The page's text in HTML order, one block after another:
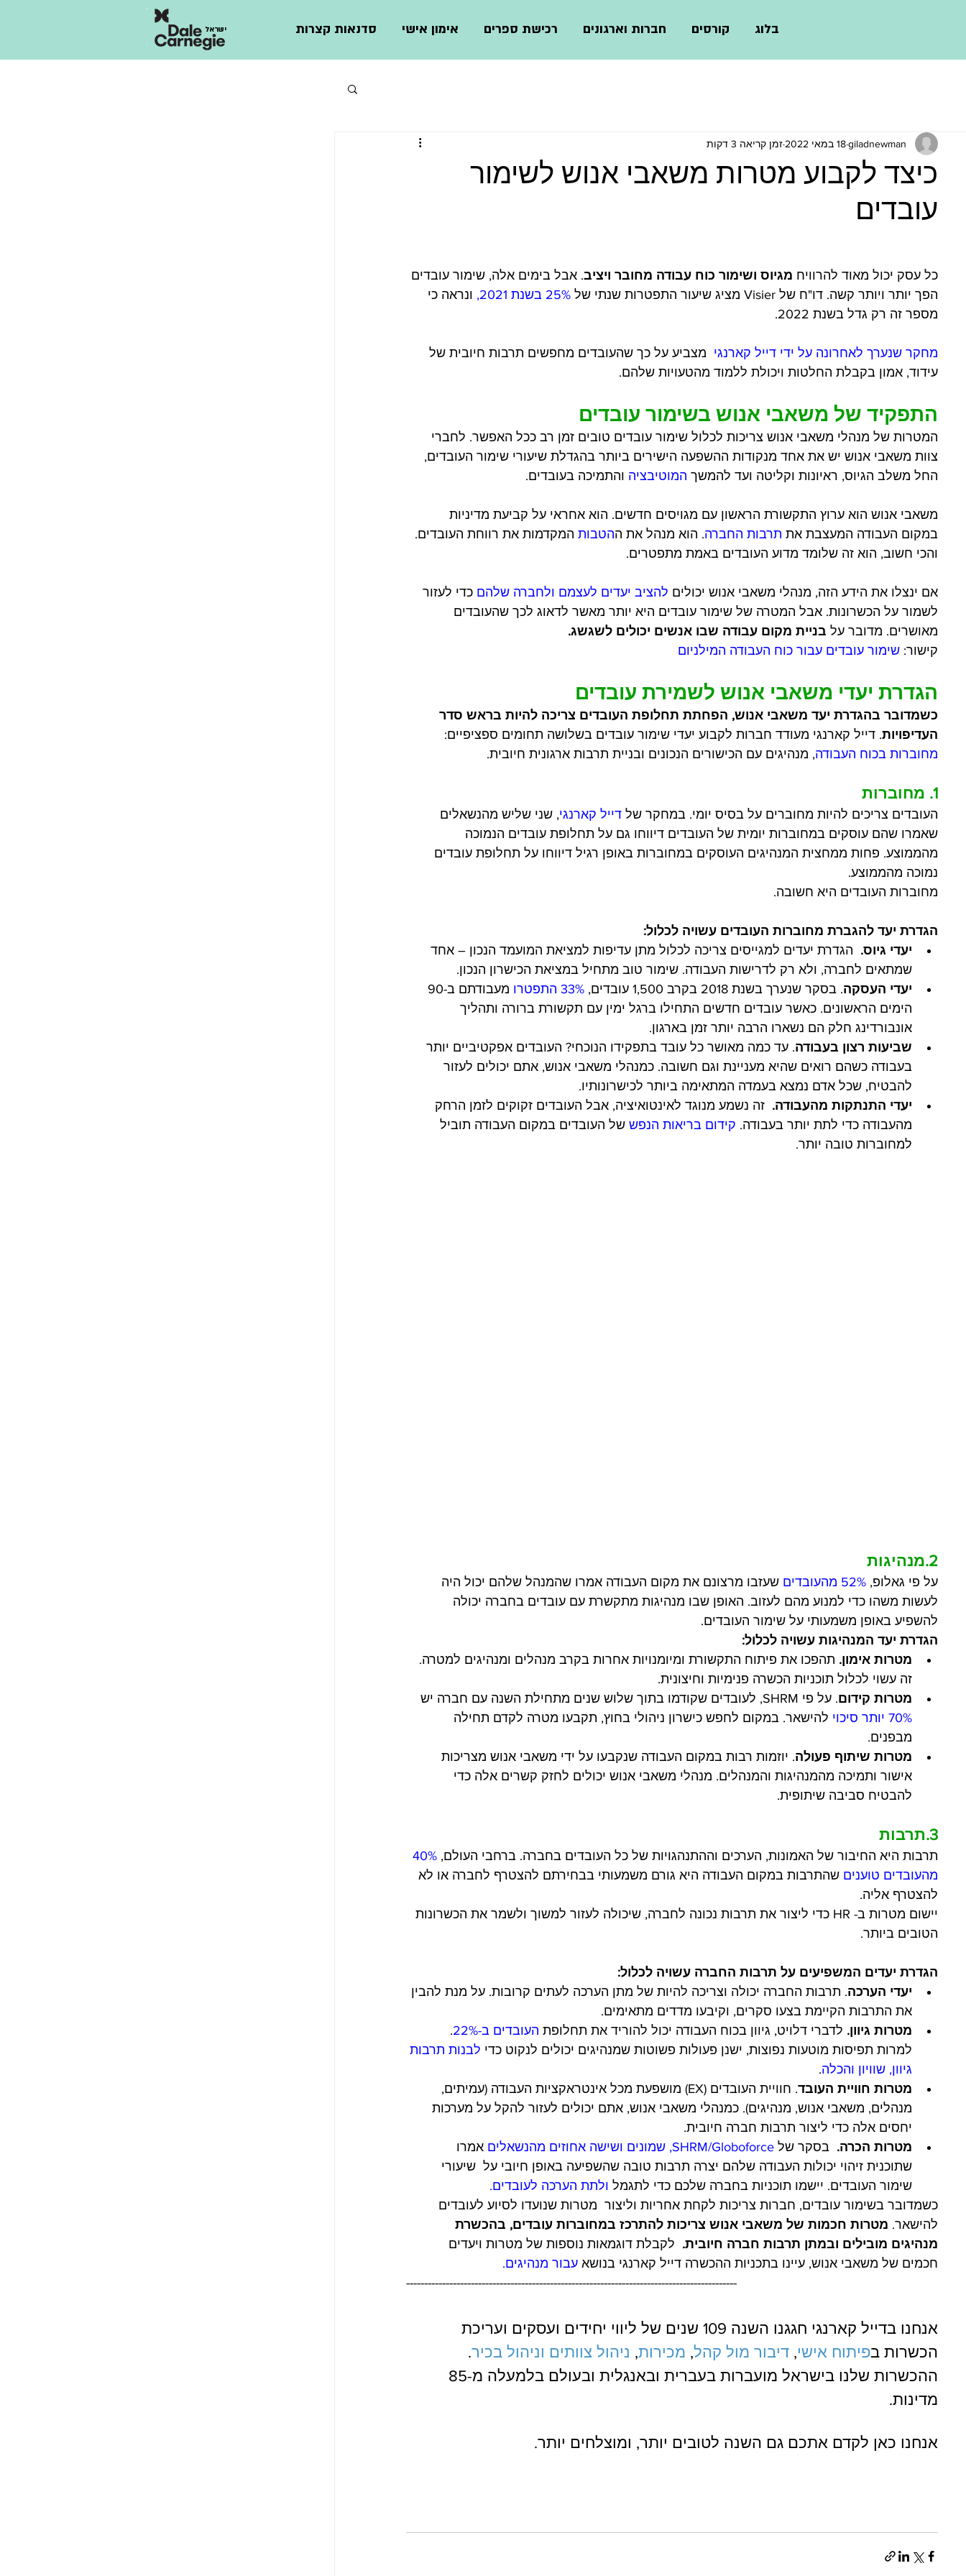
ישראל סדנאות קצרות אימון אישי רכישת ספרים חברות וארגונים קורסים בלוג
כיצד לקבוע מטרות משאבי אנוש לשימור
עובדים
giladnewman18 במאי 2022 זמן קריאה 3 דקות
כל עסק יכול מאוד להרוויח מגיוס ושימור כוח עבודה מחובר ויציב. אבל בימים אלה, שימור עובדים
הפך יותר ויותר קשה. דו"ח של Visier מציג שיעור התפטרות שנתי של
25% בשנת 2021,
ונראה כי
מספר זה רק גדל בשנת 2022.
מחקר שנערך לאחרונה על ידי דייל קארנגי מצביע על כך שהעובדים מחפשים תרבות חיובית של
עידוד, אמון בקבלת החלטות ויכולת ללמוד מהטעויות שלהם.
התפקיד של משאבי אנוש בשימור עובדים
המטרות של מנהלי משאבי אנוש צריכות לכלול שימור עובדים טובים זמן רב ככל האפשר. לחברי
צוות משאבי אנוש יש את אחד מנקודות ההשפעה הישירים ביותר בהגדלת שיעורי שימור העובדים,
החל משלב הגיוס, ראיונות וקליטה ועד להמשך המוטיבציה והתמיכה בעובדים.
משאבי אנוש הוא ערוץ התקשורת הראשון עם מגויסים חדשים. הוא אחראי על קביעת מדיניות
במקום העבודה המעצבת את תרבות החברה. הוא מנהל את ההטבות המקדמות את רווחת העובדים.
והכי חשוב, הוא זה שלומד מדוע העובדים באמת מתפטרים.
אם ינצלו את הידע הזה, מנהלי משאבי אנוש יכולים להציב יעדים לעצמם ולחברה שלהם כדי לעזור
לשמור על הכשרונות. אבל המטרה של שימור עובדים היא יותר מאשר לדאוג לכך שהעובדים
מאושרים. מדובר על בניית מקום עבודה שבו אנשים יכולים לשגשג.
קישור: שימור עובדים עבור כוח העבודה המילניום
הגדרת יעדי משאבי אנוש לשמירת עובדים
כשמדובר בהגדרת יעד משאבי אנוש, הפחתת תחלופת העובדים צריכה להיות בראש סדר
העדיפויות. דייל קארנגי מעודד חברות לקבוע יעדי שימור עובדים בשלושה תחומים ספציפיים:
מחוברות בכוח העבודה, מנהיגים עם הכישורים הנכונים ובניית תרבות ארגונית חיובית.
1. מחוברות
העובדים צריכים להיות מחוברים על בסיס יומי. במחקר של דייל קארנגי, שני שליש מהנשאלים
שאמרו שהם עוסקים במחוברות יומית של העובדים דיווחו גם על תחלופת עובדים הנמוכה
מהממוצע. פחות ממחצית המנהיגים העוסקים במחוברות באופן רגיל דיווחו על תחלופת עובדים
נמוכה מהממוצע.
מחוברות העובדים היא חשובה.
הגדרת יעד להגברת מחוברות העובדים עשויה לכלול:
יעדי גיוס. הגדרת יעדים למגייסים צריכה לכלול מתן עדיפות למציאת המועמד הנכון – אחד
שמתאים לחברה, ולא רק לדרישות העבודה. שימור טוב מתחיל במציאת הכישרון הנכון.
יעדי העסקה. בסקר שנערך בשנת 2018 בקרב 1,500 עובדים, 33% התפטרו
הימים הראשונים. כאשר עובדים חדשים התחילו ברגל ימין עם תקשורת ברורה ותהליך
אונבורדינג חלק הם נשארו הרבה יותר זמן בארגון.
שביעות רצון בעבודה. עד כמה מאושר כל עובד בתפקידו הנוכחי? העובדים אפקטיביים יותר
בעבודה כשהם רואים שהיא מעניינת וגם חשובה. כמנהלי משאבי אנוש, אתם יכולים לעזור
להבטיח, שכל אדם נמצא בעמדה המתאימה ביותר לכישרונותיו.
יעדי התנתקות מהעבודה. זה נשמע מנוגד לאינטואיציה, אבל העובדים זקוקים לזמן הרחק
מהעבודה כדי לתת יותר בעבודה. קידום בריאות הנפש של העובדים במקום העבודה תוביל
למחוברות טובה יותר.
2.מנהיגות
על פי גאלופ, 52% מהעובדים
שעזבו מרצונם את מקום העבודה אמרו שהמנהל שלהם יכול היה
לעשות משהו כדי למנוע מהם לעזוב. האופן שבו מנהיגות מתקשרת עם עובדים בחברה יכולה
להשפיע באופן משמעותי על שימור העובדים.
הגדרת יעד המנהיגות עשויה לכלול:
מטרות אימון. תהפכו את פיתוח התקשורת ומיומנויות אחרות בקרב מנהלים ומנהיגים למטרה.
זה עשוי לכלול תוכניות הכשרה פנימיות וחיצונית.
מטרות קידום. על פי SHRM, לעובדים שקודמו בתוך שלוש שנים מתחילת השנה עם חברה יש
70% יותר סיכוי
להישאר. במקום לחפש כישרון ניהולי בחוץ, תקבעו מטרה לקדם תחילה
מבפנים.
מטרות שיתוף פעולה. יוזמות רבות במקום העבודה שנקבעו על ידי משאבי אנוש מצריכות
אישור ותמיכה מהמנהיגות והמנהלים. מנהלי משאבי אנוש יכולים לחזק קשרים אלה כדי
להבטיח סביבה שיתופית.
3.תרבות
תרבות היא החיבור של האמונות, הערכים וההתנהגויות של כל העובדים בחברה. ברחבי העולם,
מהעובדים טוענים שהתרבות במקום העבודה היא גורם משמעותי בבחירתם להצטרף לחברה או לא
להצטרף אליה.
יישום מטרות ב- HR כדי ליצור את תרבות נכונה לחברה, שיכולה לעזור למשוך ולשמר את הכשרונות
הטובים ביותר.
הגדרת יעדים המשפיעים על תרבות החברה עשויה לכלול:
יעדי הערכה. תרבות החברה יכולה וצריכה להיות של מתן הערכה לעתים קרובות. על מנת להבין
את התרבות הקיימת בצעו סקרים, וקיבעו מדדים מתאימים.
מטרות גיוון. לדברי דלויט, גיוון בכוח העבודה יכול להוריד את תחלופת העובדים ב-22%
.
למרות תפיסות מוטעות נפוצות, ישנן פעולות פשוטות שמנהיגים יכולים לנקוט כדי לבנות תרבות
גיוון, שוויון והכלה.
מטרות חוויית העובד
. חוויית העובדים (EX) מושפעת מכל אינטראקציות העבודה (עמיתים,
מנהלים, משאבי אנוש, מנהיגים). כמנהלי משאבי אנוש, אתם יכולים לעזור להקל על מערכות
יחסים אלה כדי ליצור תרבות חברה חיובית.
מטרות הכרה. בסקר של SHRM/Globoforce, שמונים ושישה אחוזים מהנשאלים אמרו
שתוכנית זיהוי יכולות העבודה שלהם יצרה תרבות טובה שהשפיעה באופן חיובי על  שיעורי
שימור העובדים. יישמו תוכניות בחברה שלכם כדי לתגמל ולתת הערכה לעובדים.
כשמדובר בשימור עובדים, חברות צריכות לקחת אחריות וליצור  מטרות שנועדו לסיוע לעובדים
להישאר. מטרות חכמות של משאבי אנוש צריכות להתרכז במחוברות עובדים, בהכשרת
מנהיגים מובילים ובמתן תרבות חברה חיובית.
  לקבלת דוגמאות נוספות של מטרות ויעדים
חכמים של משאבי אנוש, עיינו בתכניות ההכשרה דייל קארנגי בנושא עבור מנהיגים.
--------------------------------------------------------------------------------------------
אנחנו בדייל קארנגי חגגנו השנה 109 שנים של ליווי יחידים ועסקים ועריכת
הכשרות בפיתוח אישי, דיבור מול קהל, מכירות, ניהול צוותים וניהול בכיר.
מדינות.
אנחנו כאן לקדם אתכם גם השנה לטובים יותר, ומוצלחים יותר.